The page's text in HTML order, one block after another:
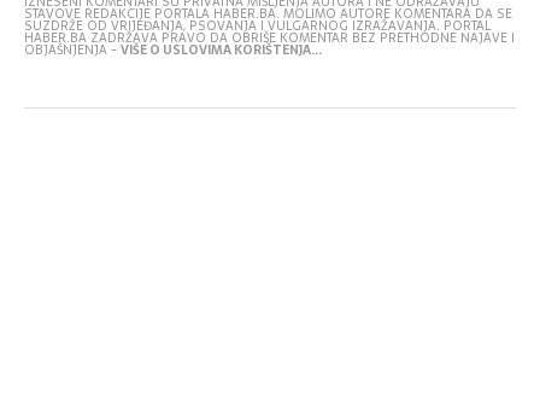
STAVOVE REDAKCIJE PORTALA HABER.BA. MOLIMO AUTORE KOMENTARA DA SE
SUZDRŽE OD VRIJEĐANJA, PSOVANJA I VULGARNOG IZRAŽAVANJA. PORTAL
HABER.BA ZADRŽAVA PRAVO DA OBRIŠE KOMENTAR BEZ PRETHODNE NAJAVE I
OBJAŠNJENJA -VIŠE O USLOVIMA KORIŠTENJA...